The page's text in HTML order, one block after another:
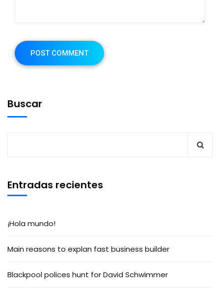
Buscar
Entradas recientes
¡Hola mundo!
Main reasons to explan fast business builder
Blackpool polices hunt for David Schwimmer